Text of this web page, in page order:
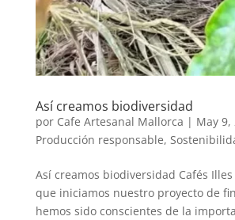
Así creamos biodiversidad
por Cafe Artesanal Mallorca | May 9,
Producción responsable,
Así creamos biodiversidad Cafés Illes
que iniciamos nuestro proyecto de
hemos sido conscientes de la